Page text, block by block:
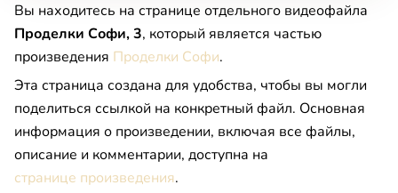
Вы находитесь на странице отдельного видеофайла
Проделки Софи, 3, который является частью
произведения Проделки Софи.
Эта страница создана для удобства, чтобы вы могли
поделиться ссылкой на конкретный файл. Основная
информация о произведении, включая все файлы,
описание и комментарии, доступна на
странице произведения.